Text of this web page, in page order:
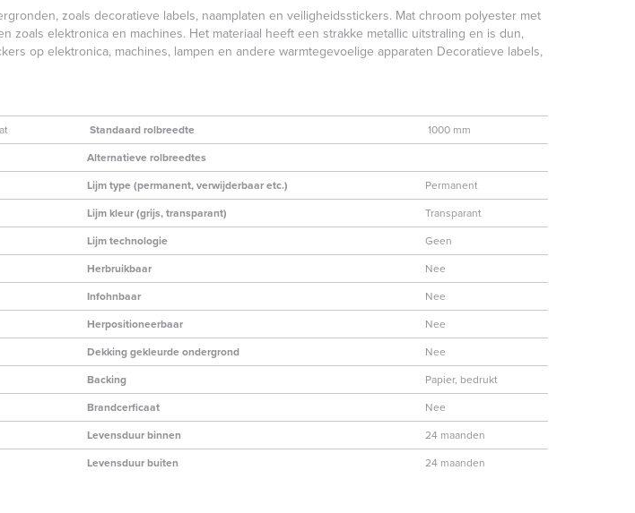
zoals decoratieve labels, naamplaten en veiligheidsstickers. Mat chroom polyester met
zoals elektronica en machines. Het materiaal heeft een strakke metallic uitstraling en is dun,
op elektronica, machines, lampen en andere warmtegevoelige apparaten Decoratieve labels,
Standaard rolbreedte 1000 mm
Alternatieve rolbreedtes
Lijm type (permanent, verwijderbaar etc.) Permanent
Lijm kleur (grijs, transparant) Transparant
Lijm technologie Geen
Herbruikbaar Nee
Infohnbaar Nee
Herpositioneerbaar Nee
Dekking gekleurde ondergrond Nee
Backing Papier, bedrukt
Brandcerficaat Nee
Levensduur binnen 24 maanden
Levensduur buiten 24 maanden